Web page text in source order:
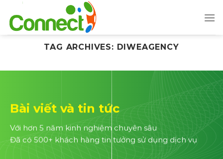
content
TAG ARCHIVES: DIWEAGENCY
Bài viết và tin tức
Với hơn 5 năm kinh nghiệm chuyên sâu
Đã có 500+ khách hàng tin tưởng sử dụng dịch vụ